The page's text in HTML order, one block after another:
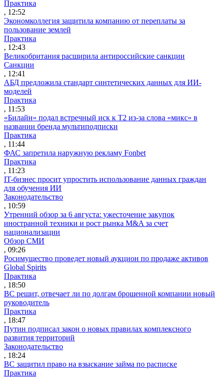
Практика
, 12:52
Экономколлегия защитила компанию от переплаты за
пользование землей
Практика
, 12:43
Великобритания расширила антироссийские санкции
Санкции
, 12:41
АБД предложила стандарт синтетических данных для ИИ-
моделей
Практика
, 11:53
«Билайн» подал встречный иск к Т2 из-за слова «микс» в
названии бренда мультиподписки
Практика
, 11:44
ФАС запретила наружную рекламу Fonbet
Практика
, 11:23
IT-бизнес просит упростить использование данных граждан
для обучения ИИ
Законодательство
, 10:59
Утренний обзор за 6 августа: ужесточение закупок
иностранной техники и рост рынка M&A за счет
национализации
Обзор СМИ
, 09:26
Росимущество проведет новый аукцион по продаже активов
Global Spirits
Практика
, 18:50
ВС решит, отвечает ли по долгам брошенной компании новый
руководитель
Практика
, 18:47
Путин подписал закон о новых правилах комплексного
развития территорий
Законодательство
, 18:24
ВС защитил право на взыскание займа по расписке
Практика